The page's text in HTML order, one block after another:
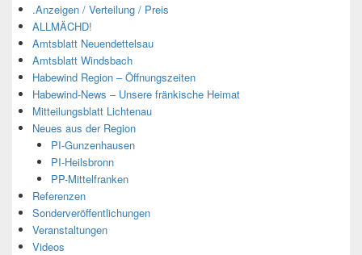
.Anzeigen / Verteilung / Preis
ALLMÄCHD!
Amtsblatt Neuendettelsau
Amtsblatt Windsbach
Habewind Region – Öffnungszeiten
Habewind-News – Unsere fränkische Heimat
Mitteilungsblatt Lichtenau
Neues aus der Region
PI-Gunzenhausen
PI-Heilsbronn
PP-Mittelfranken
Referenzen
Sonderveröffentlichungen
Veranstaltungen
Videos